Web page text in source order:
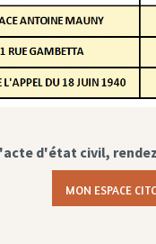
d'état civil,
MON ESPACE